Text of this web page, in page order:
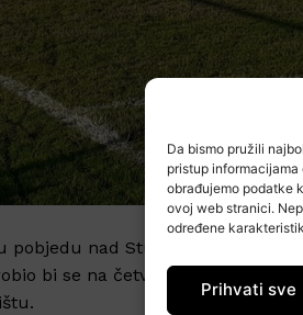
Da bismo pružili
pristup
obrađujemo podatke
ovoj web stranici.
određene
Prihvati sve
pobjedu nad Stupnikom doma a
bi se na četvrtu poziciju peto